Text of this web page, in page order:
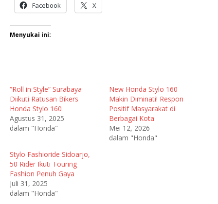
Facebook X
Menyukai ini:
“Roll in Style” Surabaya
Diikuti Ratusan Bikers
Honda Stylo 160
Agustus 31, 2025
dalam "Honda"
New Honda Stylo 160
Makin Diminati! Respon
Positif Masyarakat di
Berbagai Kota
Mei 12, 2026
dalam "Honda"
Stylo Fashioride Sidoarjo,
50 Rider Ikuti Touring
Fashion Penuh Gaya
Juli 31, 2025
dalam "Honda"